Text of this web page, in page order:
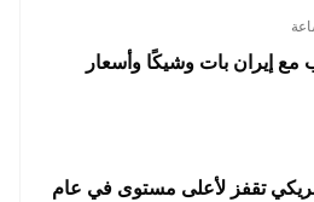
مع إيران بات وشيكًا وأسعار
تقفز لأعلى مستوى في عام